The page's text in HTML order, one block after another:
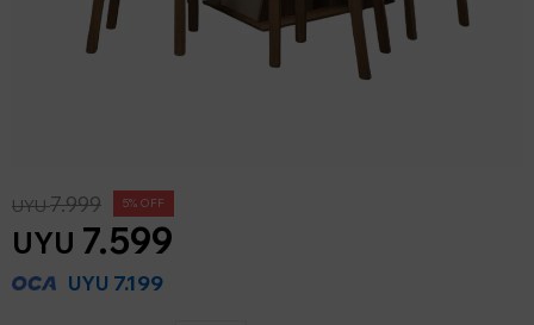
UYU 7.599
UYU7.999 5
UYU 7.199